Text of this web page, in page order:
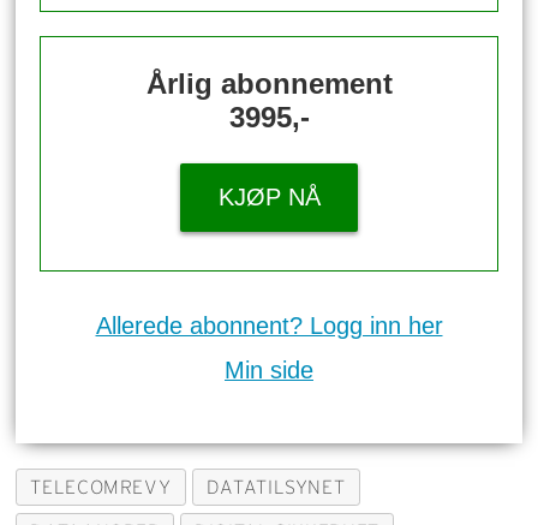
Årlig abonnement
3995,-
KJØP NÅ
Allerede abonnent? Logg inn her
Min side
TELECOMREVY DATATILSYNET